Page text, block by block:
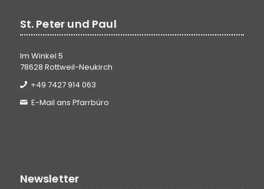
St. Peter und Paul
Im Winkel 5
78628 Rottweil-Neukirch
+49 7427 914 063
E-Mail ans Pfarrbüro
Newsletter